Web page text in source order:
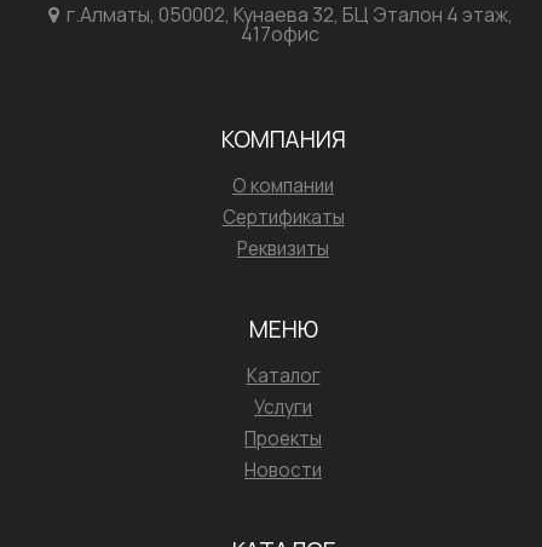
г.Алматы, 050002, Кунаева 32, БЦ Эталон 4 этаж,
417офис
КОМПАНИЯ
О компании
Сертификаты
Реквизиты
МЕНЮ
Каталог
Услуги
Проекты
Новости